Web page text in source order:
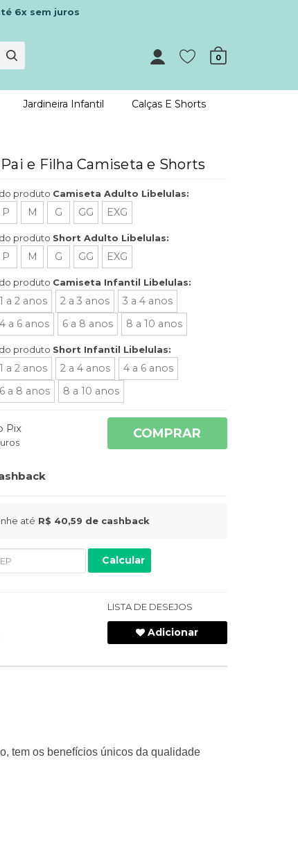
6x sem juros
0
Jardineira Infantil Calças E Shorts
e Filha Camiseta e Shorts
produto Camiseta Adulto Libelulas:
P M G GG EXG
produto Short Adulto Libelulas:
P M G GG EXG
produto Camiseta Infantil Libelulas:
1 a 2 anos 2 a 3 anos
3 a 4 anos
4 a 6 anos
6 a 8 anos 8 a 10 anos
produto Short Infantil Libelulas:
1 a 2 anos 2 a 4 anos
4 a 6 anos
6 a 8 anos
8 a 10 anos
Pix COMPRAR
até R$ 40,59 de cashback
Calcular
LISTA DE DESEJOS
Adicionar
tem os benefícios únicos da qualidade